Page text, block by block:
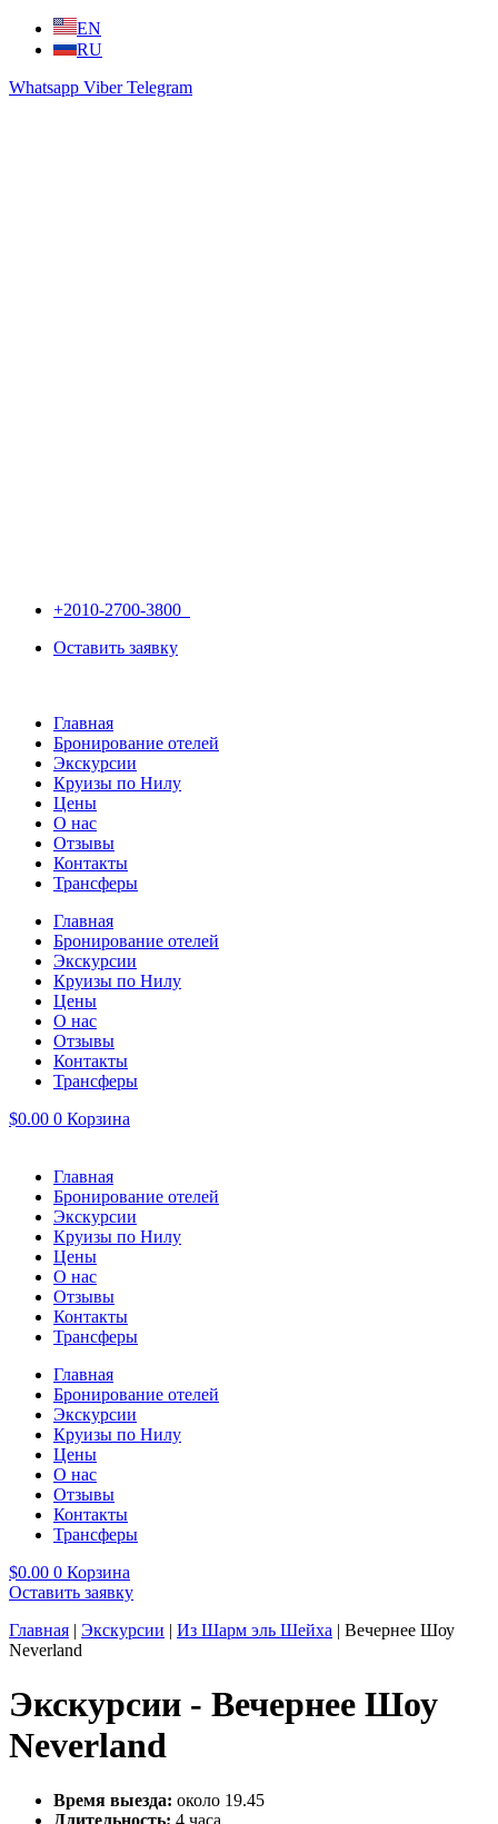
ПерейтиEN
RU
Whatsapp Viber Telegram
+2010-2700-3800
Оставить заявку
Главная
Бронирование отелей
Экскурсии
Круизы по Нилу
Цены
О нас
Отзывы
Контакты
Трансферы
Главная
Бронирование отелей
Экскурсии
Круизы по Нилу
Цены
О нас
Отзывы
Контакты
Трансферы
$0.00 0 Корзина
Главная
Бронирование отелей
Экскурсии
Круизы по Нилу
Цены
О нас
Отзывы
Контакты
Трансферы
Главная
Бронирование отелей
Экскурсии
Круизы по Нилу
Цены
О нас
Отзывы
Контакты
Трансферы
$0.00 0 Корзина
Оставить заявку
Главная | Экскурсии | Из Шарм эль Шейха | Вечернее Шоу
Neverland
Экскурсии - Вечернее Шоу
Neverland
Время выезда: около 19.45
Длительность: 4 часа